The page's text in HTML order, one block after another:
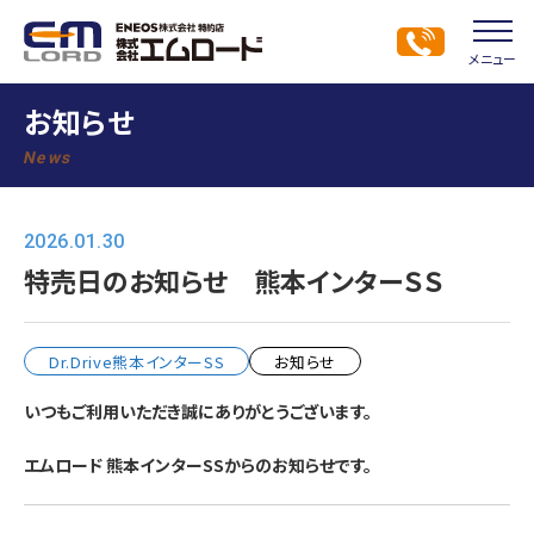
メニュー
お知らせ
News
2026.01.30
特売日のお知らせ 熊本インターＳＳ
Dr.Drive熊本インターSS お知らせ
いつもご利用いただき誠にありがとうございます。
エムロード 熊本インターSSからのお知らせです。